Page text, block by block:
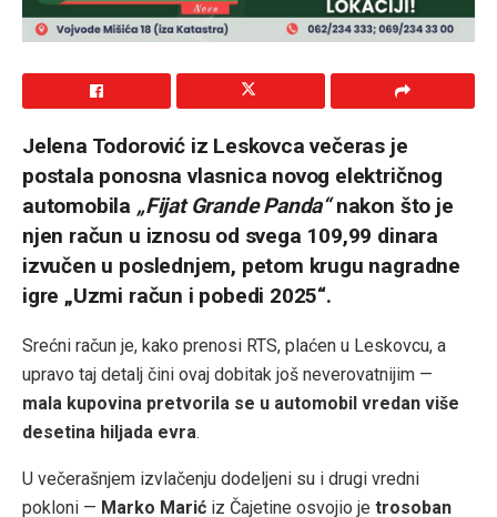
Jelena Todorović iz Leskovca večeras je
postala ponosna vlasnica novog električnog
automobila „Fijat Grande Panda“nakon što je
njen račun u iznosu od svega 109,99 dinara
izvučen u poslednjem, petom krugu nagradne
igre „Uzmi račun i pobedi 2025“.
Srećni račun je, kako prenosi RTS, plaćen u Leskovcu, a
upravo taj detalj čini ovaj dobitak još neverovatnijim —
mala kupovina pretvorila se u automobil vredan više
desetina hiljada evra.
U večerašnjem izvlačenju dodeljeni su i drugi vredni
pokloni — Marko Marić iz Čajetine osvojio je trosoban